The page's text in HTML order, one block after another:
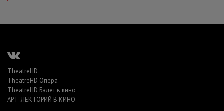
TheatreHD
TheatreHD Опера
TheatreHD Балет в кино
АРТ-ЛЕКТОРИЙ В КИНО